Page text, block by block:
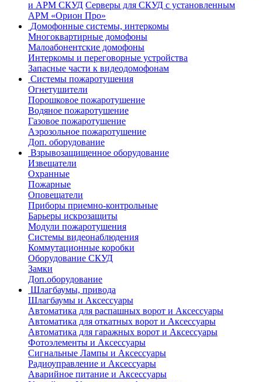
и АРМ СКУД Серверы для СКУД с установленным
АРМ «Орион Про»
Домофонные системы, интеркомы
Многоквартирные домофоны
Малоабонентские домофоны
Интеркомы и переговорные устройства
Запасные части к видеодомофонам
Системы пожаротушения
Огнетушители
Порошковое пожаротушение
Водяное пожаротушение
Газовое пожаротушение
Аэрозольное пожаротушение
Доп. оборудование
Взрывозащищенное оборудование
Извещатели
Охранные
Пожарные
Оповещатели
Приборы приемно-контрольные
Барьеры искрозащиты
Модули пожаротушения
Системы видеонаблюдения
Коммутационные коробки
Оборудование СКУД
Замки
Доп.оборудование
Шлагбаумы, привода
Шлагбаумы и Аксессуары
Автоматика для распашных ворот и Аксессуары
Автоматика для откатных ворот и Аксессуары
Автоматика для гаражных ворот и Аксессуары
Фотоэлементы и Аксессуары
Сигнальные Лампы и Аксессуары
Радиоуправление и Аксессуары
Аварийное питание и Аксессуары